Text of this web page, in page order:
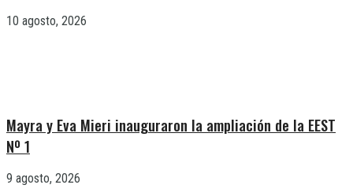
10 agosto, 2026
Mayra y Eva Mieri inauguraron la ampliación de la EEST
Nº 1
9 agosto, 2026